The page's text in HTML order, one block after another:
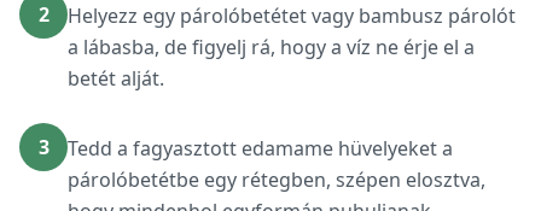
2
Helyezz egy párolóbetétet vagy bambusz párolót
a lábasba, de figyelj rá, hogy a víz ne érje el a
betét alját.
3
Tedd a fagyasztott edamame hüvelyeket a
párolóbetétbe egy rétegben, szépen elosztva,